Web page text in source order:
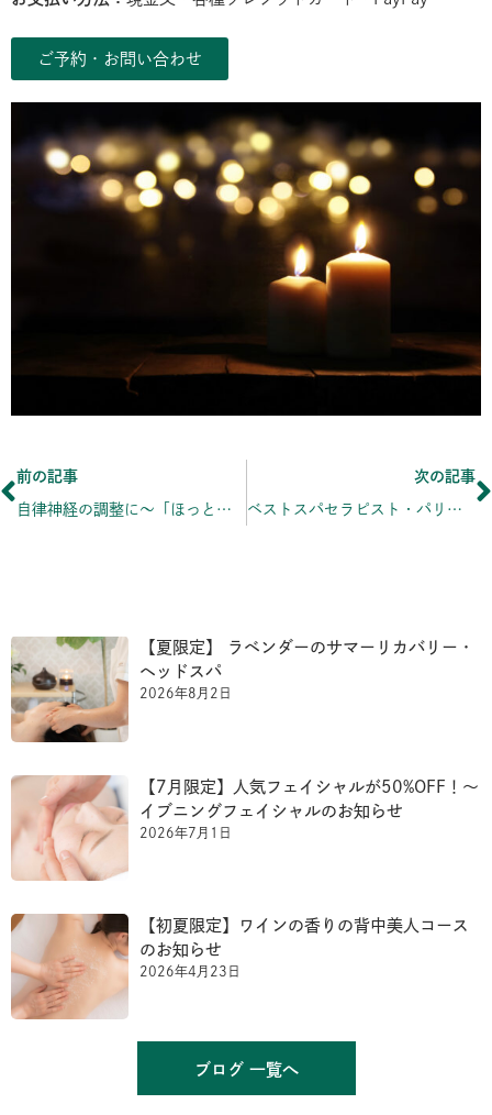
ご予約・お問い合わせ
Prev
前の記事
自律神経の調整に〜「ほっとホットフェイシャル」のお知らせ
次の記事
ベストスパセラピスト・パリ大会出場コースのご案内
【夏限定】 ラベンダーのサマーリカバリー・
ヘッドスパ
2026年8月2日
【7月限定】人気フェイシャルが50%OFF！〜
イブニングフェイシャルのお知らせ
2026年7月1日
【初夏限定】ワインの香りの背中美人コース
のお知らせ
2026年4月23日
ブログ 一覧へ